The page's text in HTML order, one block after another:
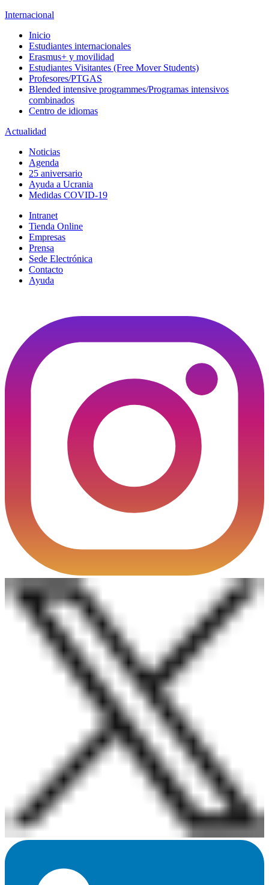
Internacional
Inicio
Estudiantes internacionales
Erasmus+ y movilidad
Estudiantes Visitantes (Free Mover Students)
Profesores/PTGAS
Blended intensive programmes/Programas intensivos
combinados
Centro de idiomas
Actualidad
Noticias
Agenda
25 aniversario
Ayuda a Ucrania
Medidas COVID-19
Intranet
Tienda Online
Empresas
Prensa
Sede Electrónica
Contacto
Ayuda